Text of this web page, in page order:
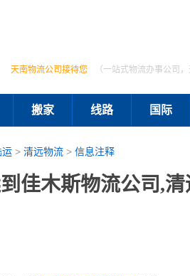
天南物流公司接待您 （一站式物流办事公司
搬家 线路 国际
运> 清远物流> 信息注释
佳木斯物流公司,